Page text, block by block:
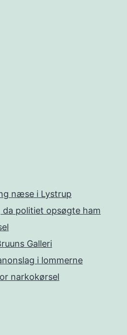
næse i Lystrup
da politiet opsøgte ham
Galleri
i lommerne
narkokørsel